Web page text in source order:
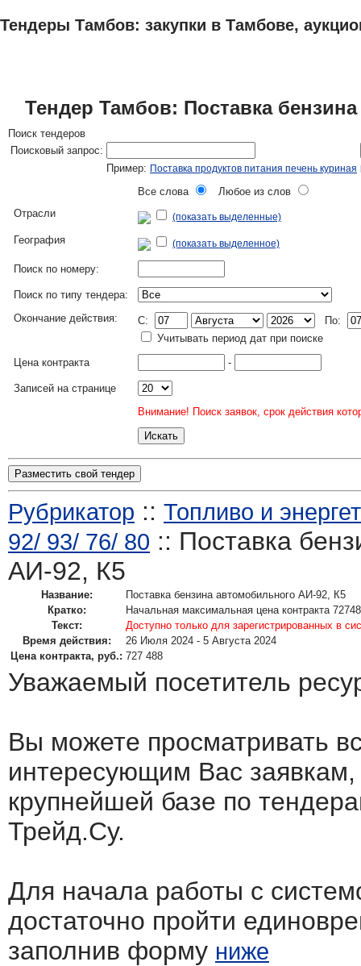
Тендеры Тамбов: закупки в Тамбове,
Тендер Тамбов: Поставка
Поиск тендеров
Поисковый запрос:
Пример: Поставка продуктов питания печень куриная
Все слова
Любое из слов
Отрасли
(показать выделенные)
География (показать выделенное)
Поиск по номеру:
Поиск по типу тендера:
Окончание действия:
C:
По:
Учитывать период дат при поиске
Цена контракта
-
Записей на странице
Внимание! Поиск заявок, срок действия
Разместить свой тендер
Рубрикатор :: Топливо и
92/ 93/ 76/ 80 :: Поставка
АИ-92, К5
Название:
Поставка бензина автомобильного АИ-92, К5
Кратко:
Начальная максимальная цена контракта
Текст:
Доступно только для зарегистрированных в
Время действия:
26 Июля 2024 - 5 Августа 2024
Цена контракта, руб.: 727 488
Уважаемый посетитель
Вы можете просматривать
интересующим Вас
крупнейшей базе по
Трейд.Су.
Для начала работы с
достаточно пройти
заполнив форму ниже